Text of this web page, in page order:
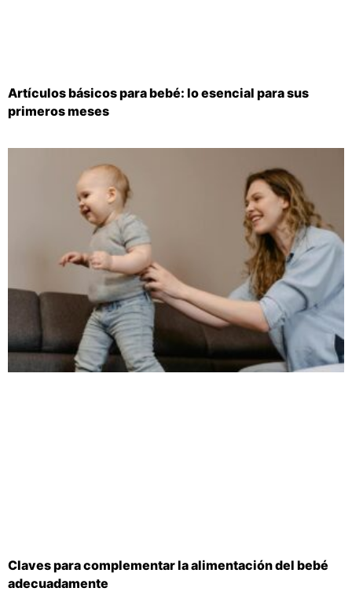
Artículos básicos para bebé: lo esencial para sus
primeros meses
Claves para complementar la alimentación del bebé
adecuadamente